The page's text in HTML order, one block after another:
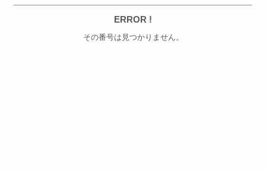
ERROR !
その番号は見つかりません。